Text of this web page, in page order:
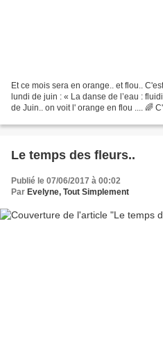
Et ce mois sera en orange.. et flou..
lundi de juin : « La danse de l’eau :
de Juin.. on voit l' orange en flou .... 🌈
Le temps des fleurs..
Publié le 07/06/2017 à 00:02
Par Evelyne, Tout Simplement